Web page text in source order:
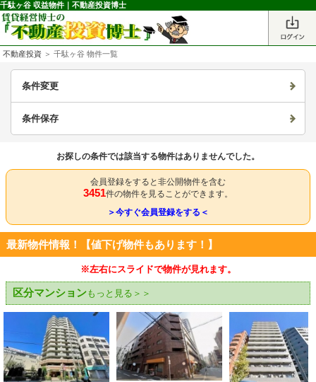
千駄ヶ谷 収益物件｜不動産投資博士
不動産投資 ＞ 千駄ヶ谷 物件一覧
条件変更
条件保存
お探しの条件では該当する物件はありませんでした。
会員登録をすると非公開物件を含む
3451件の物件を見ることができます。
＞今すぐ会員登録をする＜
最新物件情報！【値下げ物件もあります！】
※左右にスライドで物件が見れます。
区分マンションもっと見る＞＞